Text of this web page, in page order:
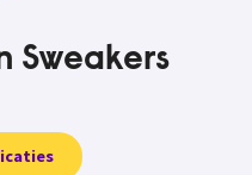
Sweakers